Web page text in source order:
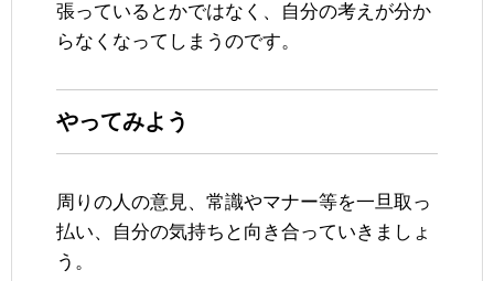
張っているとかではなく、自分の考えが分か
らなくなってしまうのです。
やってみよう
周りの人の意見、常識やマナー等を一旦取っ
払い、自分の気持ちと向き合っていきましょ
う。